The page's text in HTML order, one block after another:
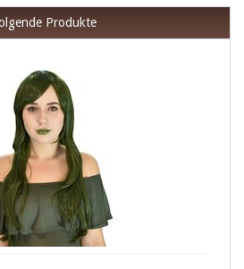
Produkte